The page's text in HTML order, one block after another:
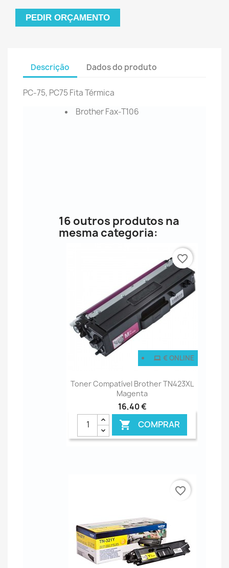
PEDIR ORÇAMENTO
Descrição Dados do produto
PC-75, PC75 Fita Térmica
Brother Fax-T106
16 outros produtos na
mesma categoria:
Toner Compatível Brother TN423XL
Magenta
16,40 €
 COMPRAR
€ ONLINE
favorite_border
favorite_border